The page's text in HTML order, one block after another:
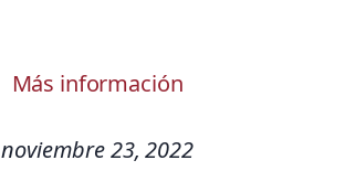
Más información
noviembre 23, 2022